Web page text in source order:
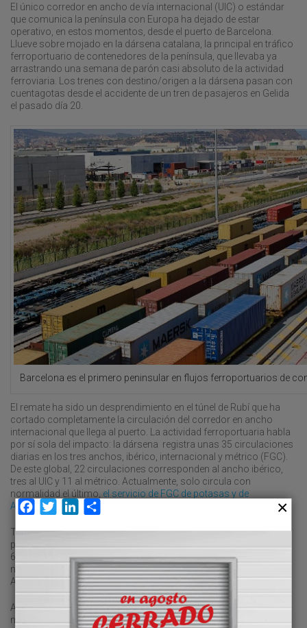
El único corredor en ancho de vía internacional (UIC) o estándar
que comunica la península con Europa ha dejado de estar
operativo, en estos momentos, desde el puerto de Barcelona.
Llueve sobre mojado en la dársena catalana, la principal en tráfico
ferroportuario de contenedores de la península, que llevaba ya
arrastrando una semana de parón casi absoluto de la actividad
ferroviaria. Los trenes con destino/origen a la dársena pasan con
cuentagotas desde el accidente de un tren de pasajeros en Gelida
el pasado día 20.
Barcelona es el primero peninsular en flujos ferroportuarios de
El remate ha sido un desprendimiento en el túnel de Rubí que ha
cortado completamente la circulación del corredor en ancho
internacional que llega al puerto. La actividad ferroportuaria habla
por sí sola del impacto: la dársena registra unas 35 circulaciones
diarias en los tres anchos, ibérico, internacional y métrico (FGC).
De este global, 22 circulaciones corresponden al ancho ibérico,
tres al UIC y 11 al métrico. Actualmente, solo circula con
normalidad el último, el servicio de FGC de potasas y de
Autometro de vehículos.
Tras días de cero circulaciones, los trenes están ahora pasando
por la vía de la costa (ancho ibérico) en horario nocturno, de 23 a
6 horas, mientras que en ancho internacional la circulación es
nula por la afectación del túnel de Rubí, según datos de la
Autoridad Portuaria.
Al margen del cierre del túnel de Rubí, la actividad distaba de ser
normal por el corredor en UIC desde el accidente de Gelida. De los
Facebook
TwitterLinkedIn